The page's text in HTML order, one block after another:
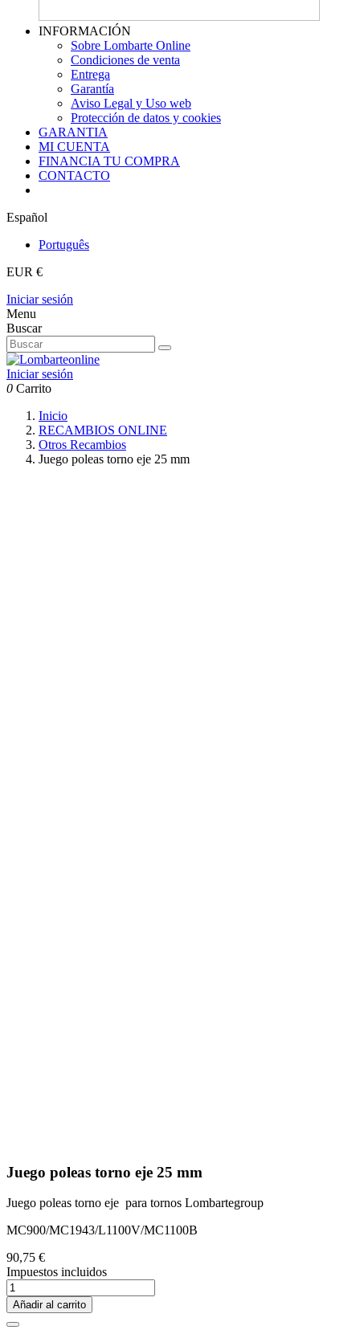
INFORMACIÓN
Sobre Lombarte Online
Condiciones de venta
Entrega
Garantía
Aviso Legal y Uso web
Protección de datos y cookies
GARANTIA
MI CUENTA
FINANCIA TU COMPRA
CONTACTO
Español
Português
EUR €
Iniciar sesión
Menu
Buscar
Iniciar sesión
0 Carrito
Inicio
RECAMBIOS ONLINE
Otros Recambios
Juego poleas torno eje 25 mm
Juego poleas torno eje 25 mm
Juego poleas torno eje para tornos Lombartegroup
MC900/MC1943/L1100V/MC1100B
90,75 €
Impuestos incluidos
Añadir al carrito